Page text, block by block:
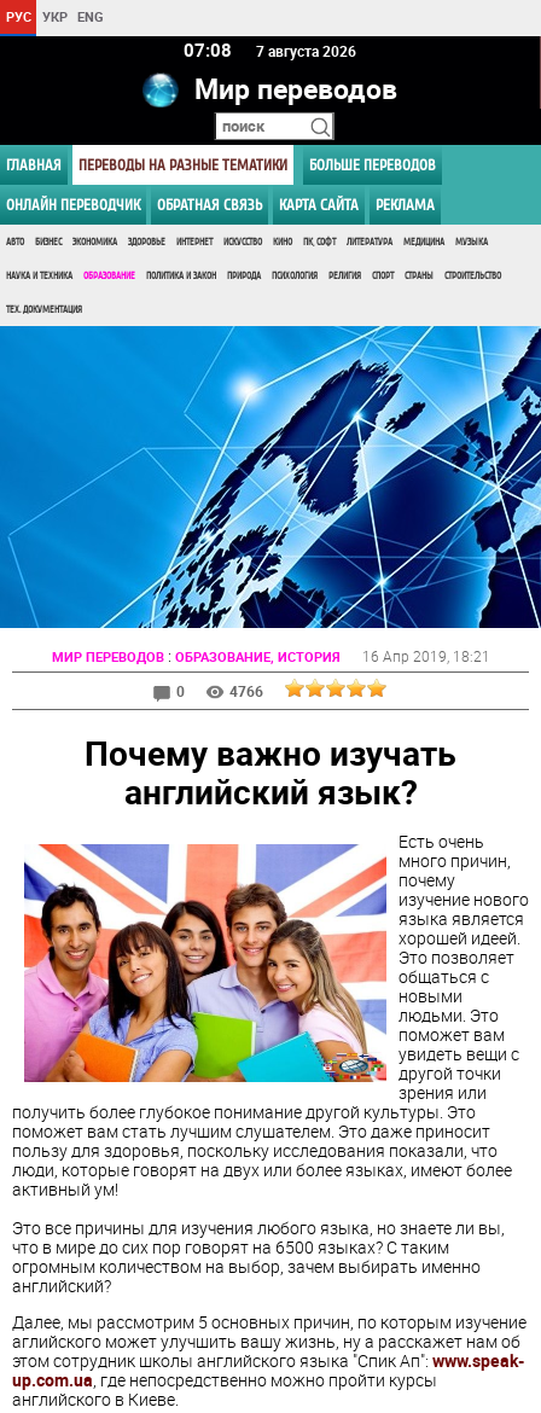
РУС УКР ENG
07:08 7 августа 2026
Мир переводов
ГЛАВНАЯ ПЕРЕВОДЫ НА РАЗНЫЕ ТЕМАТИКИ БОЛЬШЕ ПЕРЕВОДОВ
ОНЛАЙН ПЕРЕВОДЧИК ОБРАТНАЯ СВЯЗЬ КАРТА САЙТА РЕКЛАМА
АВТО БИЗНЕС ЭКОНОМИКА ЗДОРОВЬЕ ИНТЕРНЕТ ИСКУССТВО КИНО ПК, СОФТ ЛИТЕРАТУРА МЕДИЦИНА МУЗЫКА
НАУКА И ТЕХНИКА ОБРАЗОВАНИЕ ПОЛИТИКА И ЗАКОН ПРИРОДА ПСИХОЛОГИЯ РЕЛИГИЯ СПОРТ СТРАНЫ СТРОИТЕЛЬСТВО
ТЕХ. ДОКУМЕНТАЦИЯ
МИР ПЕРЕВОДОВ: ОБРАЗОВАНИЕ, ИСТОРИЯ 16 Апр 2019 , 18:21
0
4766
Почему важно изучать
английский язык?
Есть очень
много причин,
почему
изучение нового
языка является
хорошей идеей.
Это позволяет
общаться с
новыми
людьми. Это
поможет вам
увидеть вещи с
другой точки
зрения или
получить более глубокое понимание другой культуры. Это
поможет вам стать лучшим слушателем. Это даже приносит
пользу для здоровья, поскольку исследования показали, что
люди, которые говорят на двух или более языках, имеют более
активный ум!
Это все причины для изучения любого языка, но знаете ли вы,
что в мире до сих пор говорят на 6500 языках? С таким
огромным количеством на выбор, зачем выбирать именно
английский?
Далее, мы рассмотрим 5 основных причин, по которым изучение
аглийского может улучшить вашу жизнь, ну а расскажет нам об
этом сотрудник школы английского языка "Спик Ап": www.speak-
up.com.ua, где непосредственно можно пройти курсы
английского в Киеве.